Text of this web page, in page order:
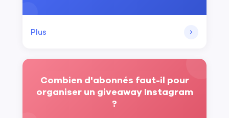
Plus
Combien d'abonnés faut-il pour
organiser un giveaway Instagram
?